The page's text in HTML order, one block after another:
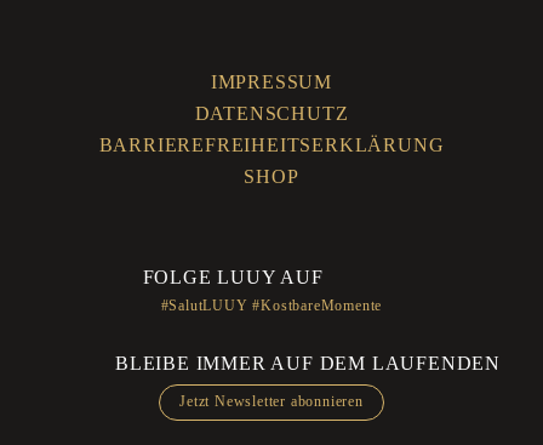
IMPRESSUM
DATENSCHUTZ
BARRIEREFREIHEITSERKLÄRUNG
SHOP
FOLGE LUUY AUF
#SalutLUUY #KostbareMomente
BLEIBE IMMER AUF DEM LAUFENDEN
Jetzt Newsletter abonnieren